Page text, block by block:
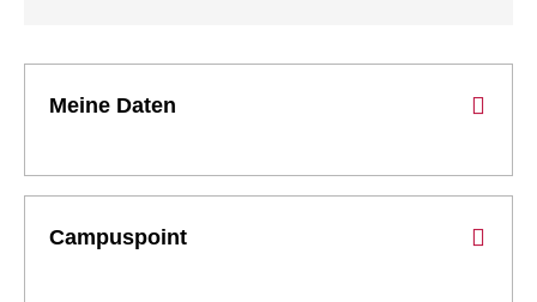
Meine Daten
Campuspoint